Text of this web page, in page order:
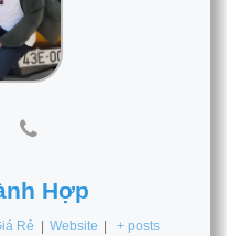
Hợp
Rẻ Website + posts